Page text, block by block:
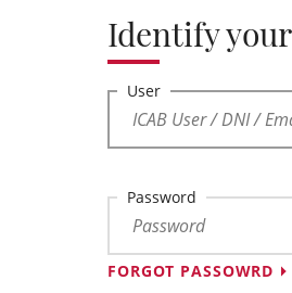
Identify
User
Password
FORGOT PASSOWRD